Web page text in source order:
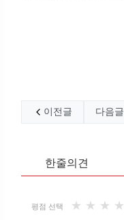
이전글 다음글
한줄의견
평점 선택 ★ ★ ★ ★